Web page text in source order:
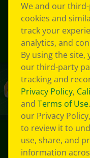
© 2026
Sus
We and our
cookies and
track your
analytics, and
By using the site,
our third-party
tracking and
Privacy Policy,
and Terms of Use
our Privacy
to review it to
use, share, and
information